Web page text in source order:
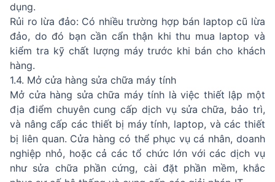
dụng.
Rủi ro lừa đảo: Có nhiều trường hợp bán laptop cũ lừa
đảo, do đó bạn cần cẩn thận khi thu mua laptop và
kiểm tra kỹ chất lượng máy trước khi bán cho khách
hàng.
1.4. Mở cửa hàng sửa chữa máy tính
Mở cửa hàng sửa chữa máy tính là việc thiết lập một
địa điểm chuyên cung cấp dịch vụ sửa chữa, bảo trì,
và nâng cấp các thiết bị máy tính, laptop, và các thiết
bị liên quan. Cửa hàng có thể phục vụ cá nhân, doanh
nghiệp nhỏ, hoặc cả các tổ chức lớn với các dịch vụ
như sửa chữa phần cứng, cài đặt phần mềm, khắc